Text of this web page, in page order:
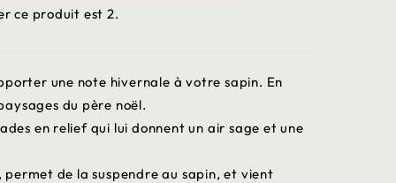
ce produit est 2.
une note hivernale à votre sapin. En
du père noël.
en relief qui lui donnent un air sage et une
de la suspendre au sapin, et vient